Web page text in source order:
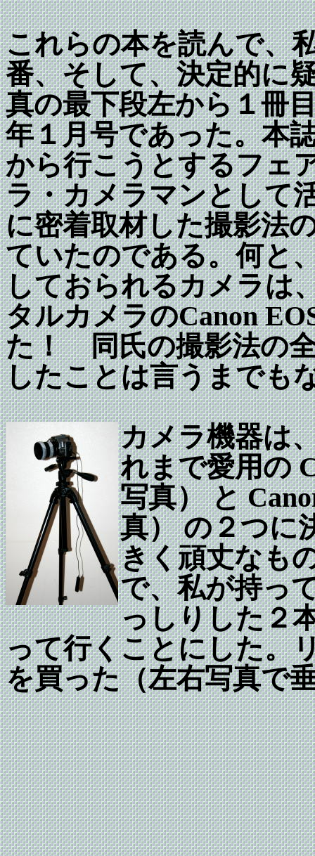
これらの本を読んで、
番、そして、決定的に
真の最下段左から１冊
年１月号であった。本
から行こうとするフェ
ラ・カメラマンとして
に密着取材した撮影法
ていたのである。何と
しておられるカメラは
タルカメラのCanon
た！ 同氏の撮影法の
したことは言うまでも
カメラ機器は
れまで愛用の
写真） と
真） の２つ
きく頑丈なも
で、私が持っ
っしりした２
って行くことにした。
を買った（左右写真で